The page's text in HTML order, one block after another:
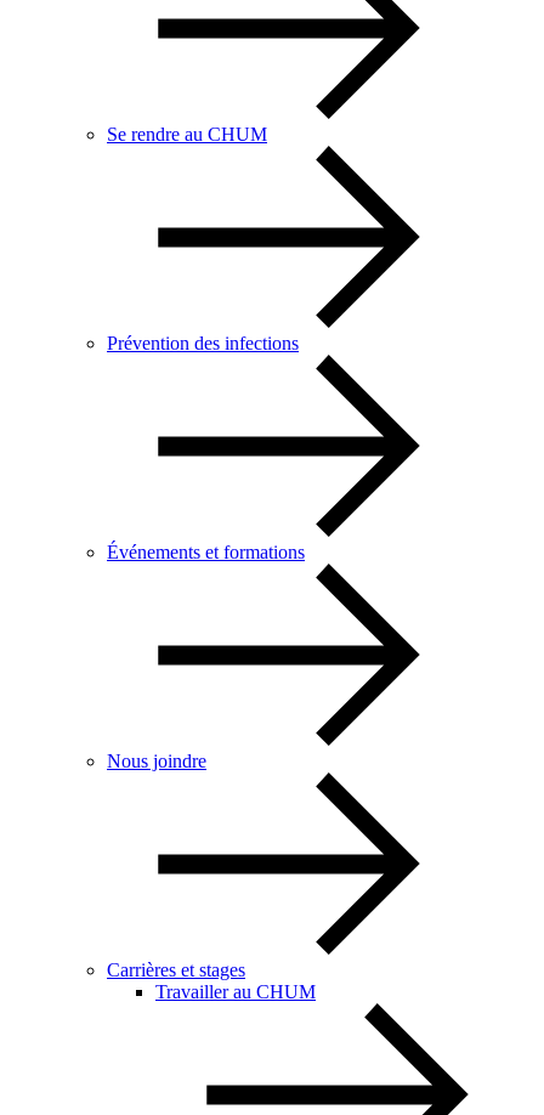
Se rendre au CHUM
Prévention des infections
Événements et formations
Nous joindre
Carrières et stages
Travailler au CHUM